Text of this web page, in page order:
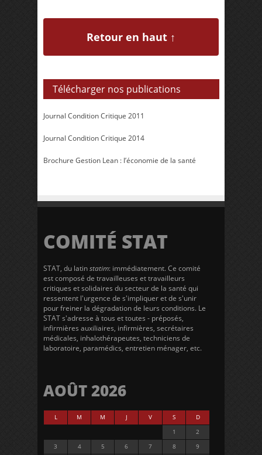
Retour en haut ↑
Télécharger nos publications
Journal Condition Critique 2011
Journal Condition Critique 2014
Brochure Gestion Lean : l’économie de la santé
COMITÉ STAT
STAT, du latinstatim: immédiatement. Ce comité
est composé de travailleuses et travailleurs
critiques et solidaires du secteur de la santé qui
ressentent l'urgence de s'impliquer et de s'unir
pour freiner la dégradation de leurs conditions. Le
STAT s'adresse à tous et toutes - préposés,
infirmières auxiliaires, infirmières, secrétaires
médicales, inhalothérapeutes, techniciens de
laboratoire, paramédics, entretien ménager, etc.
AOÛT 2026
L M M J V S
D
1
2
3
4 5 6 7 8 9